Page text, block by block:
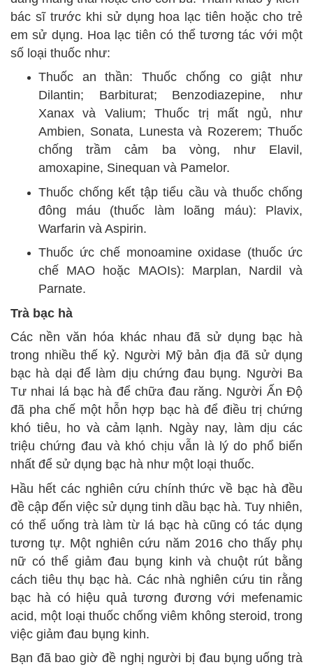
bác sĩ trước khi sử dụng hoa lạc tiên hoặc cho trẻ
em sử dụng. Hoa lạc tiên có thể tương tác với một
số loại thuốc như:
Thuốc an thần: Thuốc chống co giật như
Dilantin; Barbiturat; Benzodiazepine, như
Xanax và Valium; Thuốc trị mất ngủ, như
Ambien, Sonata, Lunesta và Rozerem; Thuốc
chống trầm cảm ba vòng, như Elavil,
amoxapine, Sinequan và Pamelor.
Thuốc chống kết tập tiểu cầu và thuốc chống
đông máu (thuốc làm loãng máu): Plavix,
Warfarin và Aspirin.
Thuốc ức chế monoamine oxidase (thuốc ức
chế MAO hoặc MAOIs): Marplan, Nardil và
Parnate.
Trà bạc hà
Các nền văn hóa khác nhau đã sử dụng bạc hà
trong nhiều thế kỷ. Người Mỹ bản địa đã sử dụng
bạc hà dại để làm dịu chứng đau bụng. Người Ba
Tư nhai lá bạc hà để chữa đau răng. Người Ấn Độ
đã pha chế một hỗn hợp bạc hà để điều trị chứng
khó tiêu, ho và cảm lạnh. Ngày nay, làm dịu các
triệu chứng đau và khó chịu vẫn là lý do phổ biến
nhất để sử dụng bạc hà như một loại thuốc.
Hầu hết các nghiên cứu chính thức về bạc hà đều
đề cập đến việc sử dụng tinh dầu bạc hà. Tuy nhiên,
có thể uống trà làm từ lá bạc hà cũng có tác dụng
tương tự. Một nghiên cứu năm 2016 cho thấy phụ
nữ có thể giảm đau bụng kinh và chuột rút bằng
cách tiêu thụ bạc hà. Các nhà nghiên cứu tin rằng
bạc hà có hiệu quả tương đương với mefenamic
acid, một loại thuốc chống viêm không steroid, trong
việc giảm đau bụng kinh.
Bạn đã bao giờ đề nghị người bị đau bụng uống trà